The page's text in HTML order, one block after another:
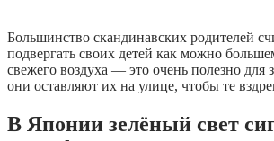
Большинство скандинавских родителей
подвергать своих детей как можно
свежего воздуха — это очень полезно для
они оставляют их на улице, чтобы те
В Японии зелёный свет